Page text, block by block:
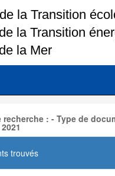
recherche : - Type de
trouvés